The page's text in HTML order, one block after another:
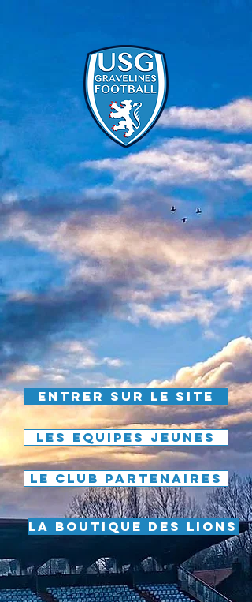
Entrer sur le site
LES EQUIPES JEUNES
LE CLUB PARTENAIRES
LA BOUTIQUE DES LIONS